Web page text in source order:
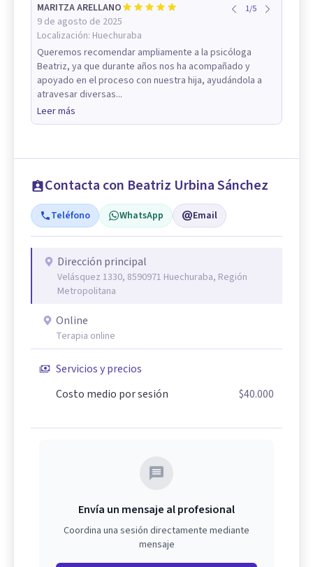
MARITZA ARELLANO
9 de agosto de 2025
Localización: Huechuraba
1/5
Queremos recomendar ampliamente a la psicóloga
Beatriz, ya que durante años nos ha acompañado y
apoyado en el proceso con nuestra hija, ayudándola a
atravesar diversas...
Leer más
Contacta con Beatriz Urbina Sánchez
Teléfono WhatsApp Email
Dirección principal
Velásquez 1330, 8590971 Huechuraba, Región
Metropolitana
Online
Terapia online
Servicios y precios
Costo medio por sesión
$40.000
Envía un mensaje al profesional
Coordina una sesión directamente mediante
mensaje